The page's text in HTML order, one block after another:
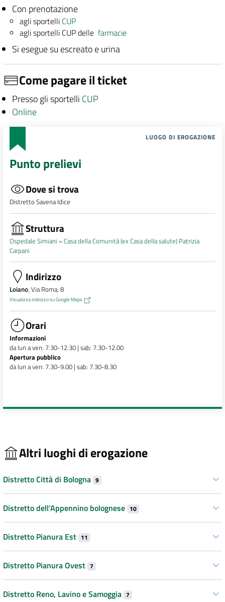
Con prenotazione
agli sportelli CUP
agli sportelli CUP dellefarmacie
Si esegue su escreato e urina
Come pagare il ticket
Presso gli sportelli CUP
Online
LUOGO DI EROGAZIONE
Punto prelievi
Dove si trova
Distretto Savena Idice
Struttura
Ospedale Simiani »Casa della Comunità (ex Casa della salute) Patrizia
Carpani
Indirizzo
Loiano, Via Roma, 8
Visualizza indirizzo su Google Maps
Orari
Informazioni
da lun a ven: 7.30-12.30 | sab: 7.30-12.00
Apertura pubblico
da lun a ven: 7.30-9.00 | sab: 7.30-8.30
Altri luoghi di erogazione
Distretto Città di Bologna 9
Distretto dell’Appennino bolognese 10
Distretto Pianura Est 11
Distretto Pianura Ovest 7
Distretto Reno, Lavino e Samoggia 7